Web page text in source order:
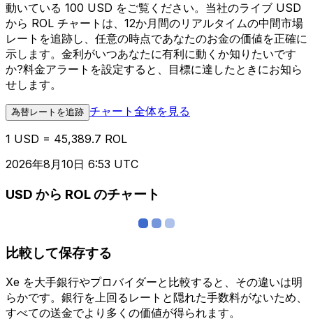
動いている 100 USD をご覧ください。当社のライブ USD
から ROL チャートは、12か月間のリアルタイムの中間市場
レートを追跡し、任意の時点であなたのお金の価値を正確に
示します。金利がいつあなたに有利に動くか知りたいです
か?料金アラートを設定すると、目標に達したときにお知ら
せします。
為替レートを追跡 チャート全体を見る
1 USD = 45,389.7 ROL
2026年8月10日 6:53 UTC
USD から ROL のチャート
比較して保存する
Xe を大手銀行やプロバイダーと比較すると、その違いは明
らかです。銀行を上回るレートと隠れた手数料がないため、
すべての送金でより多くの価値が得られます。